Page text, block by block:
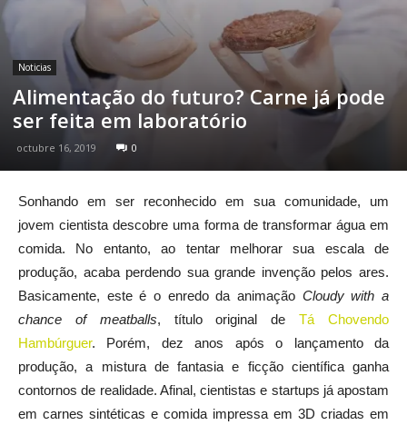
Noticias
Alimentação do futuro? Carne já pode
ser feita em laboratório
octubre 16, 2019 0
Sonhando em ser reconhecido em sua comunidade, um
jovem cientista descobre uma forma de transformar água em
comida. No entanto, ao tentar melhorar sua escala de
produção, acaba perdendo sua grande invenção pelos ares.
Basicamente, este é o enredo da animação Cloudy with a
chance of meatballs, título original deTá Chovendo
Hambúrguer. Porém, dez anos após o lançamento da
produção, a mistura de fantasia e ficção científica ganha
contornos de realidade. Afinal, cientistas e startups já apostam
em carnes sintéticas e comida impressa em 3D criadas em